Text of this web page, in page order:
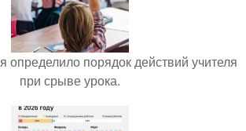
порядок действий учителя
при срыве урока.